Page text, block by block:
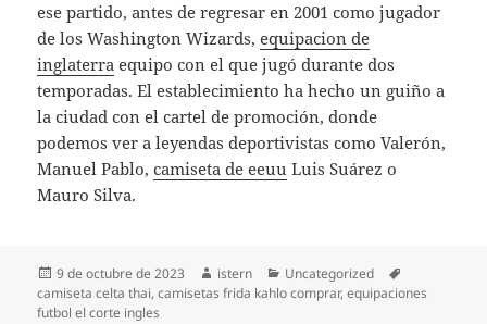
ese partido, antes de regresar en 2001 como jugador
de los Washington Wizards,equipacion de
inglaterra equipo con el que jugó durante dos
temporadas. El establecimiento ha hecho un guiño a
la ciudad con el cartel de promoción, donde
podemos ver a leyendas deportivistas como Valerón,
Manuel Pablo,camiseta de eeuu Luis Suárez o
Mauro Silva.
Publicado
el
9 de octubre de 2023 Autor
istern Categorías
Uncategorized
camiseta celta thai,camisetas frida kahlo comprar,equipaciones
futbol el corte ingles